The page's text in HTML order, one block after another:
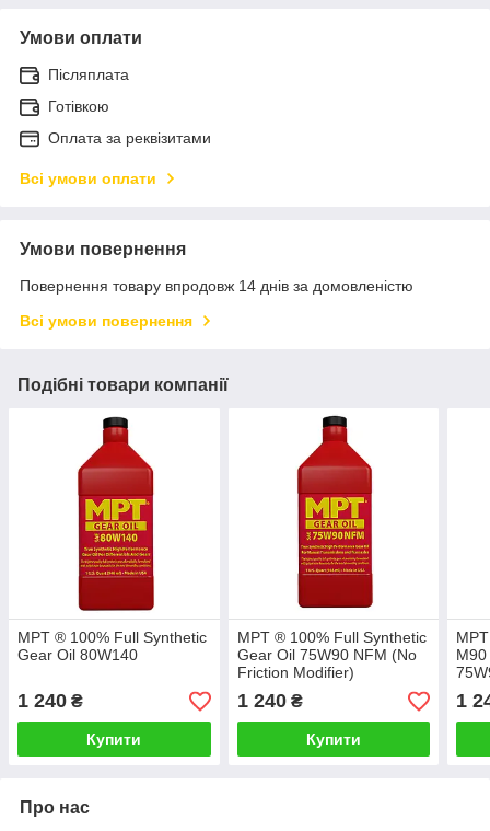
Умови оплати
Післяплата
Готівкою
Оплата за реквізитами
Всі умови оплати
Умови повернення
Повернення товару впродовж 14 днів за домовленістю
Всі умови повернення
Подібні товари компанії
MPT ® 100% Full Synthetic
Gear Oil 80W140
1 240 ₴
Купити
MPT ® 100% Full Synthetic
Gear Oil 75W90 NFM (No
Friction Modifier)
1 240₴
Купити
1
Про нас